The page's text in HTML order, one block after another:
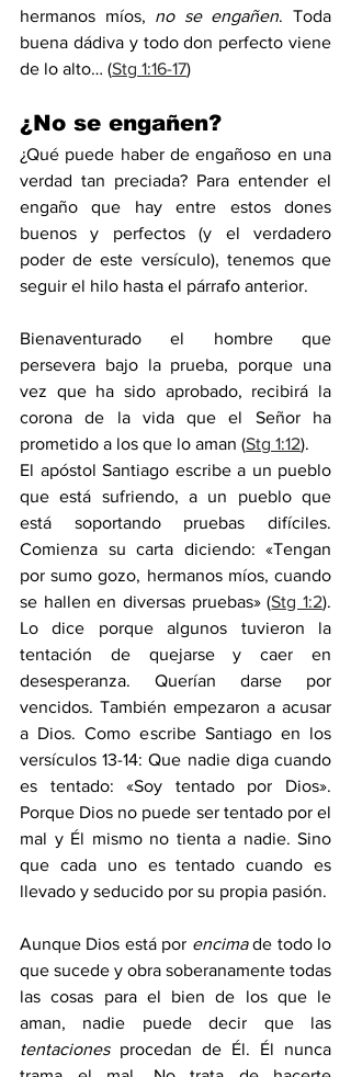
hermanos míos, no se engañen. Toda
buena dádiva y todo don perfecto viene
de lo alto… (Stg 1:16-17)
¿No se engañen?
¿Qué puede haber de engañoso en una
verdad tan preciada? Para entender el
engaño que hay entre estos dones
buenos y perfectos (y el verdadero
poder de este versículo), tenemos que
seguir el hilo hasta el párrafo anterior.
Bienaventurado el hombre que
persevera bajo la prueba, porque una
vez que ha sido aprobado, recibirá la
corona de la vida que el Señor ha
prometido a los que lo aman (Stg 1:12).
El apóstol Santiago escribe a un pueblo
que está sufriendo, a un pueblo que
está soportando pruebas difíciles.
Comienza su carta diciendo: «Tengan
por sumo gozo, hermanos míos, cuando
se hallen en diversas pruebas» (Stg 1:2).
Lo dice porque algunos tuvieron la
tentación de quejarse y caer en
desesperanza. Querían darse por
vencidos. También empezaron a acusar
a Dios. Como escribe Santiago en los
versículos 13-14: Que nadie diga cuando
es tentado: «Soy tentado por Dios».
Porque Dios no puede ser tentado por el
mal y Él mismo no tienta a nadie. Sino
que cada uno es tentado cuando es
llevado y seducido por su propia pasión.
Aunque Dios está por encima de todo lo
que sucede y obra soberanamente todas
las cosas para el bien de los que le
tentaciones procedan de Él. Él nunca